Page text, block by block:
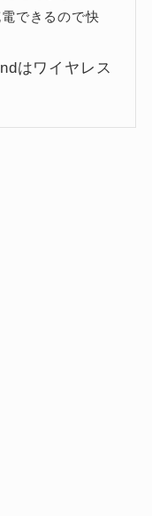
できるので快
はワイヤレス